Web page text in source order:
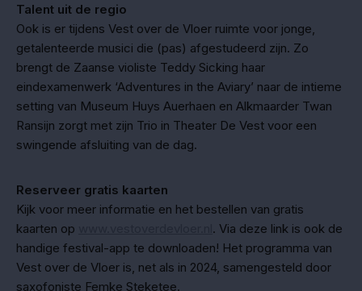
Talent uit de regio
Ook is er tijdens Vest over de Vloer ruimte voor jonge,
getalenteerde musici die (pas) afgestudeerd zijn. Zo
brengt de Zaanse violiste Teddy Sicking haar
eindexamenwerk ‘Adventures in the Aviary’ naar de intieme
setting van Museum Huys Auerhaen en Alkmaarder Twan
Ransijn zorgt met zijn Trio in Theater De Vest voor een
swingende afsluiting van de dag.
Reserveer gratis kaarten
Kijk voor meer informatie en het bestellen van gratis
kaarten op
. Via deze link is ook de
handige festival-app te downloaden! Het programma van
Vest over de Vloer is, net als in 2024, samengesteld door
saxofoniste Femke Steketee.